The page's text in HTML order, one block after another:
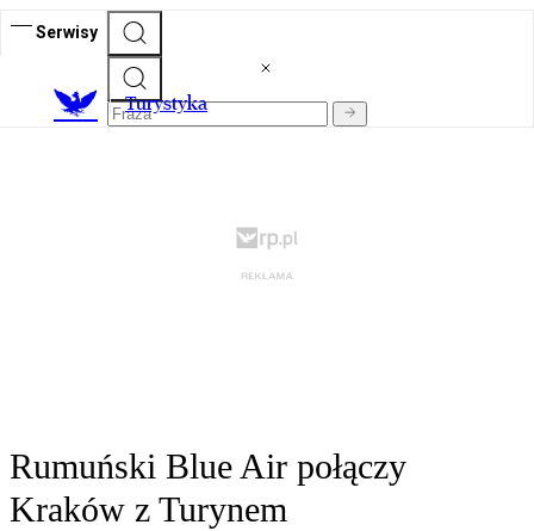
Serwisy
Turystyka
Rumuński Blue Air połączy
Kraków z Turynem